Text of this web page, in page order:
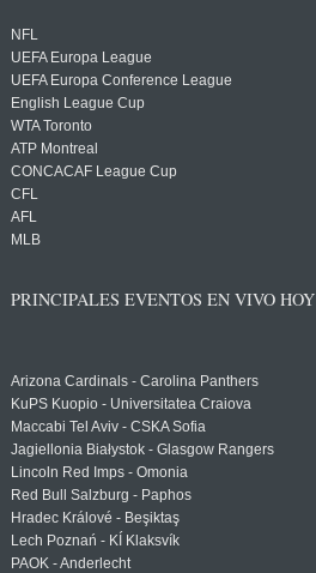
NFL
UEFA Europa League
UEFA Europa Conference League
English League Cup
WTA Toronto
ATP Montreal
CONCACAF League Cup
CFL
AFL
MLB
PRINCIPALES EVENTOS EN VIVO HOY
Arizona Cardinals - Carolina Panthers
KuPS Kuopio - Universitatea Craiova
Maccabi Tel Aviv - CSKA Sofia
Jagiellonia Białystok - Glasgow Rangers
Lincoln Red Imps - Omonia
Red Bull Salzburg - Paphos
Hradec Králové - Beşiktaş
Lech Poznań - KÍ Klaksvík
PAOK - Anderlecht